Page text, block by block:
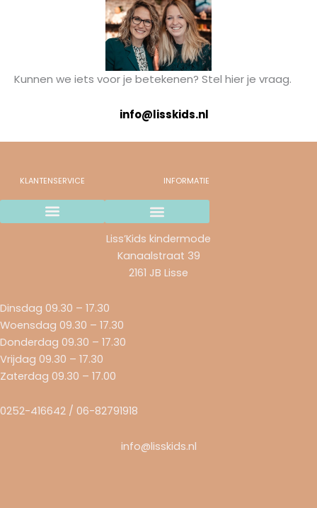
Kunnen we iets voor je betekenen? Stel hier je vraag.
info@lisskids.nl
KLANTENSERVICE INFORMATIE
Liss’Kids kindermode
Kanaalstraat 39
2161 JB Lisse
Dinsdag 09.30 – 17.30
Woensdag 09.30 – 17.30
Donderdag 09.30 – 17.30
Vrijdag 09.30 – 17.30
Zaterdag 09.30 – 17.00
0252-416642 / 06-82791918
info@lisskids.nl